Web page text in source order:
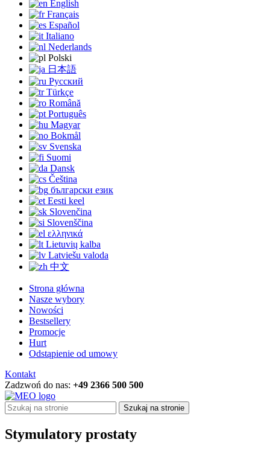
English
Français
Español
Italiano
Nederlands
Polski
日本語
Русский
Türkçe
Română
Português
Magyar
Bokmål
Svenska
Suomi
Dansk
Čeština
български език
Eesti keel
Slovenčina
Slovenščina
ελληνικά
Lietuvių kalba
Latviešu valoda
中文
Strona główna
Nasze wybory
Nowości
Bestsellery
Promocje
Hurt
Odstąpienie od umowy
Kontakt
Zadzwoń do nas: +49 2366 500 500
Szukaj na stronie
Stymulatory prostaty